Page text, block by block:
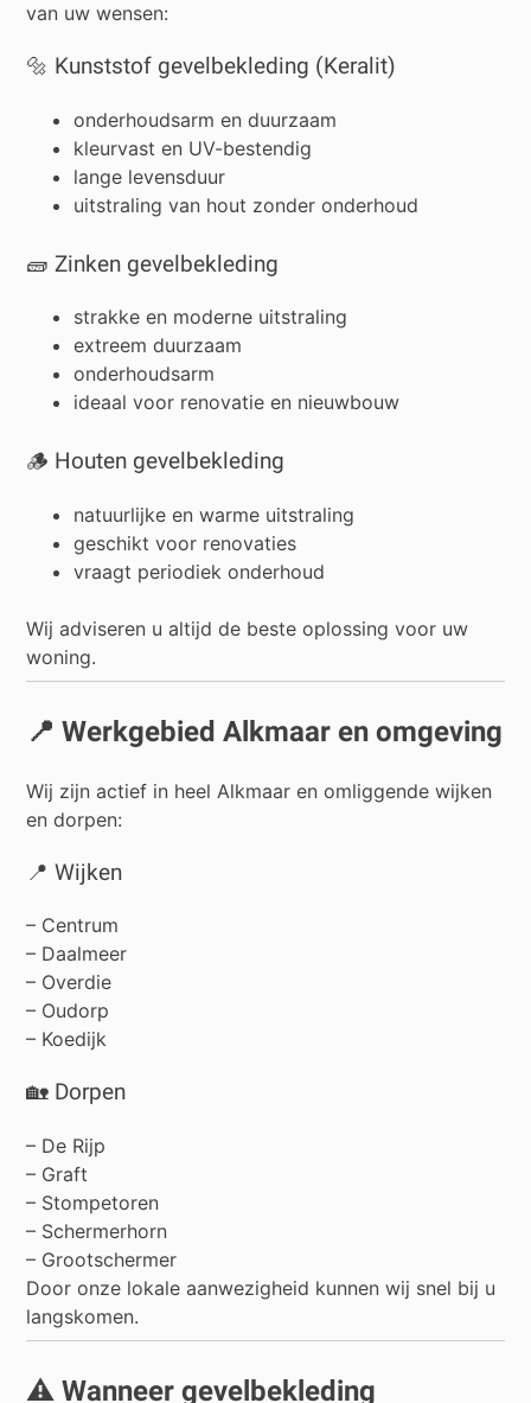
van uw wensen:
🔩 Kunststof gevelbekleding (Keralit)
onderhoudsarm en duurzaam
kleurvast en UV-bestendig
lange levensduur
uitstraling van hout zonder onderhoud
🧱 Zinken gevelbekleding
strakke en moderne uitstraling
extreem duurzaam
onderhoudsarm
ideaal voor renovatie en nieuwbouw
🪵 Houten gevelbekleding
natuurlijke en warme uitstraling
geschikt voor renovaties
vraagt periodiek onderhoud
Wij adviseren u altijd de beste oplossing voor uw
woning.
📍 Werkgebied Alkmaar en omgeving
Wij zijn actief in heel Alkmaar en omliggende wijken
en dorpen:
📍 Wijken
– Centrum
– Daalmeer
– Overdie
– Oudorp
– Koedijk
🏡 Dorpen
– De Rijp
– Graft
– Stompetoren
– Schermerhorn
– Grootschermer
Door onze lokale aanwezigheid kunnen wij snel bij u
langskomen.
⚠️ Wanneer gevelbekleding